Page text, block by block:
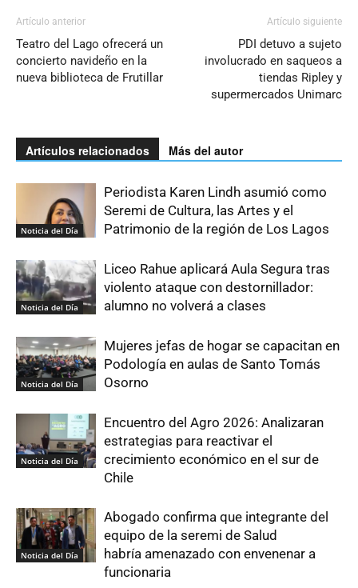
Artículo anterior
Teatro del Lago ofrecerá un
concierto navideño en la
nueva biblioteca de Frutillar
Artículo siguiente
PDI detuvo a sujeto
involucrado en saqueos a
tiendas Ripley y
supermercados Unimarc
Artículos relacionados Más del autor
Noticia del Día
Periodista Karen Lindh asumió como
Seremi de Cultura, las Artes y el
Patrimonio de la región de Los Lagos
Noticia del Día
Liceo Rahue aplicará Aula Segura tras
violento ataque con destornillador:
alumno no volverá a clases
Noticia del Día
Mujeres jefas de hogar se capacitan en
Podología en aulas de Santo Tomás
Osorno
Noticia del Día
Encuentro del Agro 2026: Analizaran
estrategias para reactivar el
crecimiento económico en el sur de
Chile
Noticia del Día
Abogado confirma que integrante del
equipo de la seremi de Salud
habría amenazado con envenenar a
funcionaria